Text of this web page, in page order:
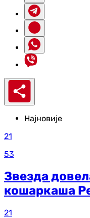
Најновије
21
53
Звезда
кошаркаша
21